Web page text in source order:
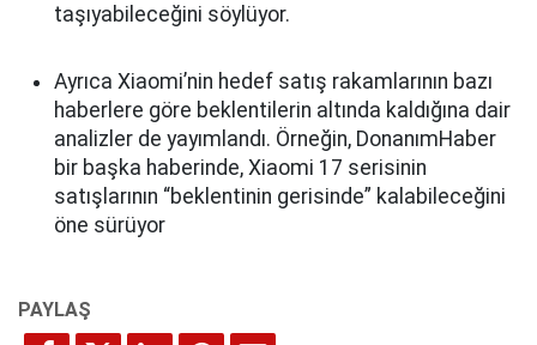
taşıyabileceğini söylüyor.
Ayrıca Xiaomi’nin hedef satış rakamlarının bazı
haberlere göre beklentilerin altında kaldığına dair
analizler de yayımlandı. Örneğin, DonanımHaber
bir başka haberinde, Xiaomi 17 serisinin
satışlarının “beklentinin gerisinde” kalabileceğini
öne sürüyor